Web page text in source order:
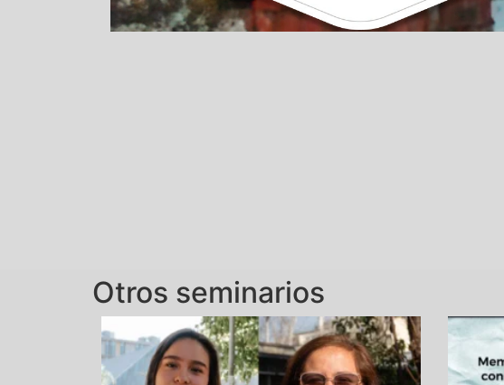
Otros seminarios